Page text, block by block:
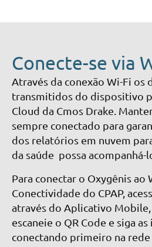
Conecte-se via
Através da conexão Wi-Fi os
transmitidos do dispositivo
Cloud da Cmos Drake.
sempre conectado para
dos relatórios em nuvem
da saúde possa
Para conectar o Oxygênis ao
Conectividade do CPAP,
através do Aplicativo Mobile,
escaneie o QR Code e siga
conectando primeiro na